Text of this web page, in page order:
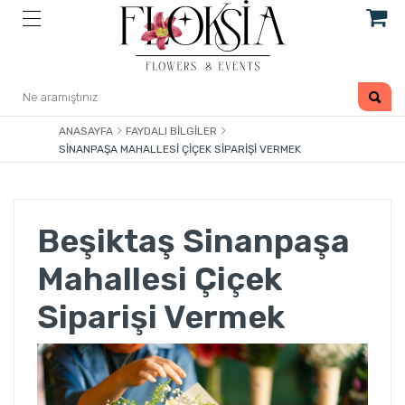
ANASAYFA
FAYDALI BILGILER
SINANPAŞA MAHALLESI ÇIÇEK SIPARIŞI VERMEK
Beşiktaş Sinanpaşa
Mahallesi Çiçek
Siparişi Vermek